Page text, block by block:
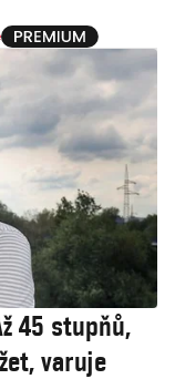
45 stupňů,
varuje